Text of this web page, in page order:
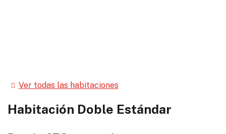
Ver todas las habitaciones
Habitación Doble Estándar